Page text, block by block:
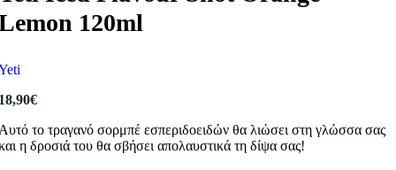
120ml
€
το τραγανό σορμπέ εσπεριδοειδών θα λιώσει στη γλώσσα σας
η δροσιά του θα σβήσει απολαυστικά τη δίψα σας!